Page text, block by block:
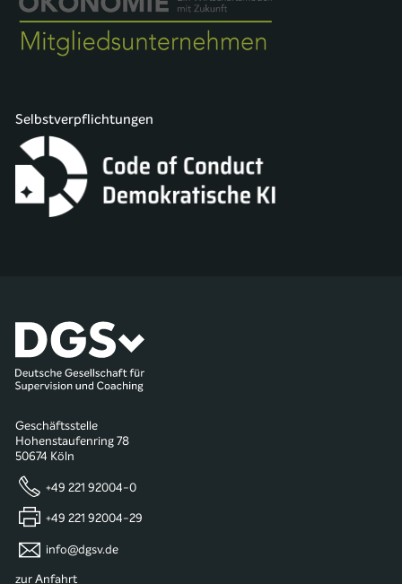
Selbstverpflichtungen
Geschäftsstelle
Hohenstaufenring 78
50674 Köln
+49 221 92004-0
+49 221 92004-29
info@dgsv.de
zur Anfahrt